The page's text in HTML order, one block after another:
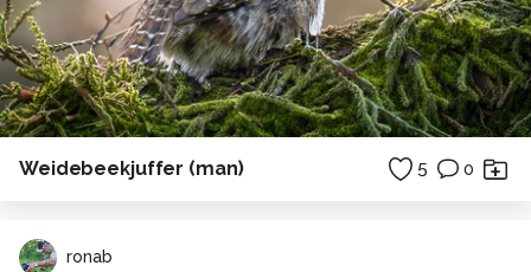
Weidebeekjuffer (man) 5 0
ronab